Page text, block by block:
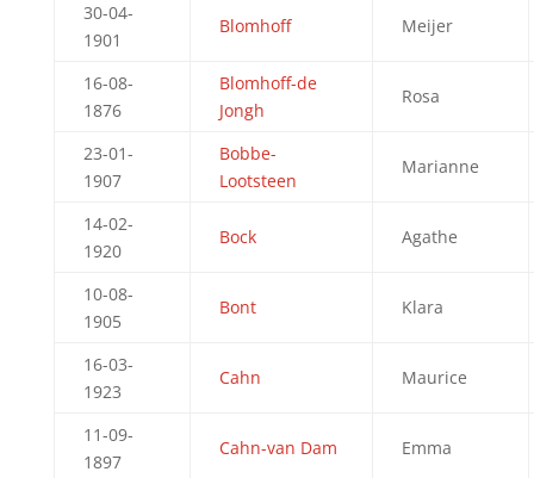
30-04-
1901
Blomhoff Meijer
16-08-
1876
Blomhoff-de
Jongh
Rosa
23-01-
1907
Bobbe-
Lootsteen
Marianne
14-02-
1920
Bock Agathe
10-08-
1905
Bont Klara
16-03-
1923
Cahn Maurice
11-09-
1897
Cahn-van Dam Emma